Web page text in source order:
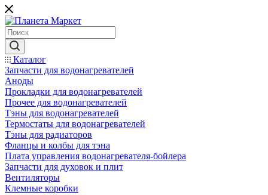
Каталог
Запчасти для водонагревателей
Аноды
Прокладки для водонагревателей
Прочее для водонагревателей
Тэны для водонагревателей
Термостаты для водонагревателей
Тэны для радиаторов
Фланцы и колбы для тэна
Плата управления водонагревателя-бойлера
Запчасти для духовок и плит
Вентиляторы
Клемные коробки